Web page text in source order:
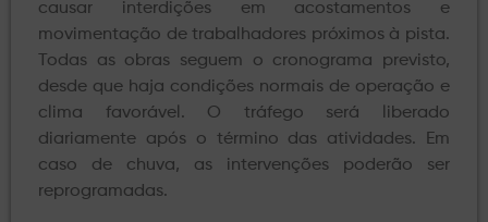
causar interdições em acostamentos e
movimentação de trabalhadores próximos à pista.
Todas as obras seguem o cronograma previsto,
desde que haja condições normais de operação e
clima favorável. O tráfego será liberado
diariamente após o término das atividades. Em
caso de chuva, as intervenções poderão ser
reprogramadas.